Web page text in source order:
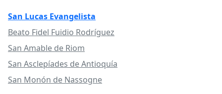
San Lucas Evangelista
Beato Fidel Fuidio Rodríguez
San Amable de Riom
San Asclepíades de Antioquía
San Monón de Nassogne